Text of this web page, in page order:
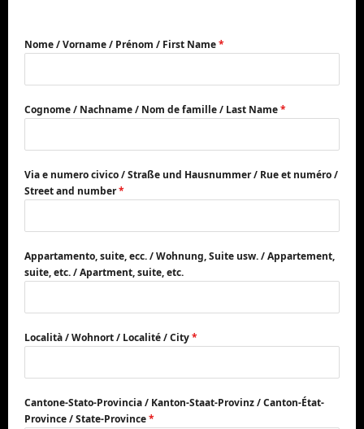
Nome / Vorname / Prénom / First Name*
Cognome / Nachname / Nom de famille / Last Name*
Via e numero civico / Straße und Hausnummer / Rue et numéro /
Street and number*
Appartamento, suite, ecc. / Wohnung, Suite usw. / Appartement,
suite, etc. / Apartment, suite, etc.
Località / Wohnort / Localité / City*
Cantone-Stato-Provincia / Kanton-Staat-Provinz / Canton-État-
Province / State-Province*